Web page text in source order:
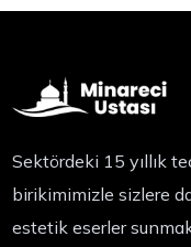
Sektördeki 15 yıllık
birikimimizle sizlere
estetik eserler